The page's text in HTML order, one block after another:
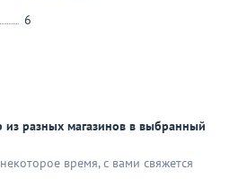
6
разных магазинов в выбранный
время, с вами свяжется